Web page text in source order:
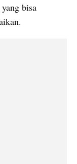
bisa